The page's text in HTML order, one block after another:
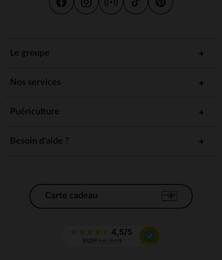
Le groupe
Nos services
Puériculture
Besoin d'aide ?
Carte cadeau